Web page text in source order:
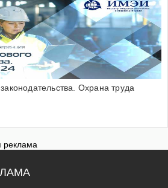
Охрана труда
реклама